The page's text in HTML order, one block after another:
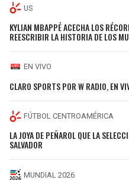
US
KYLIAN MBAPPÉ ACECHA LOS
REESCRIBIR LA HISTORIA DE LOS
EN VIVO
CLARO SPORTS POR W RADIO, EN
FÚTBOL CENTROAMÉRICA
LA JOYA DE PEÑAROL QUE LA
SALVADOR
MUNDIAL 2026